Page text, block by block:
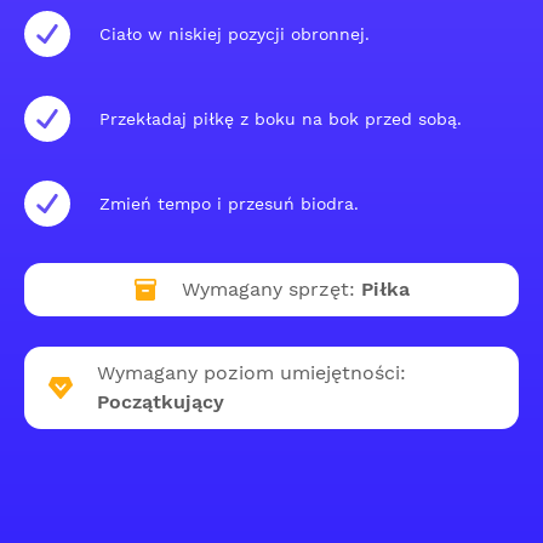
Ciało w niskiej pozycji obronnej.
Przekładaj piłkę z boku na bok przed sobą.
Zmień tempo i przesuń biodra.
Wymagany sprzęt: Piłka
Wymagany poziom umiejętności:
Początkujący